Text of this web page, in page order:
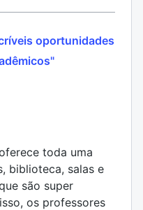
oportunidades
toda uma
biblioteca, salas e
são super
os professores